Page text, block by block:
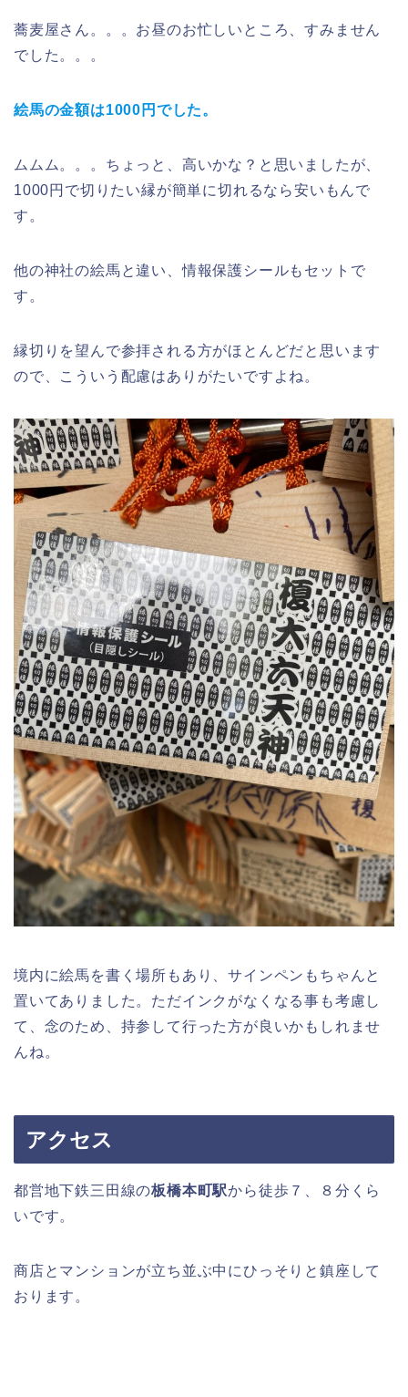
蕎麦屋さん。。。お昼のお忙しいところ、すみません
でした。。。
絵馬の金額は1000円でした。
ムムム。。。ちょっと、高いかな？と思いましたが、
1000円で切りたい縁が簡単に切れるなら安いもんで
す。
他の神社の絵馬と違い、情報保護シールもセットで
す。
縁切りを望んで参拝される方がほとんどだと思います
ので、こういう配慮はありがたいですよね。
境内に絵馬を書く場所もあり、サインペンもちゃんと
置いてありました。ただインクがなくなる事も考慮し
て、念のため、持参して行った方が良いかもしれませ
んね。
アクセス
都営地下鉄三田線の板橋本町駅から徒歩７、８分くら
いです。
商店とマンションが立ち並ぶ中にひっそりと鎮座して
おります。